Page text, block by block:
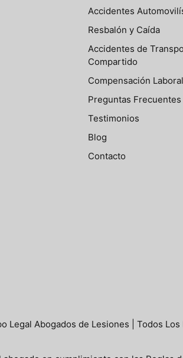
Accidentes
Resbalón y Caída
Accidentes de
Compartido
Compensación Laboral
Preguntas Frecuentes
Testimonios
Blog
Contacto
Legal Abogados de Lesiones | Todos